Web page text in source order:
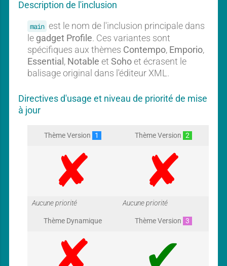
g
a
d
g
e
l
Description de l'inclusion
main est le nom de l'inclusion principale dans
le gadget Profile. Ces variantes sont
spécifiques aux thèmes Contempo, Emporio,
Essential, Notable et Sohoet écrasent le
balisage original dans l'éditeur XML.
Directives d'usage et niveau de priorité de mise
à jour
Thème Version 1
G
Aucune priorité
Thème Version 2
G
Aucune priorité
Thème Dynamique Thème Version 3